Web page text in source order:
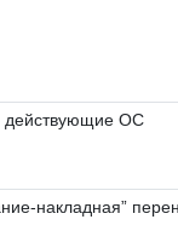
действующие ОС
накладная”